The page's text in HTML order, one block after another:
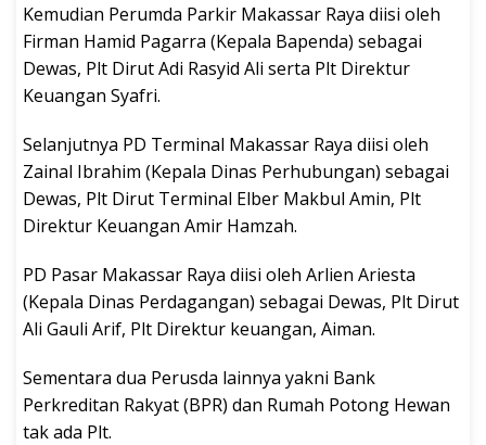
Kemudian Perumda Parkir Makassar Raya diisi oleh
Firman Hamid Pagarra (Kepala Bapenda) sebagai
Dewas, Plt Dirut Adi Rasyid Ali serta Plt Direktur
Keuangan Syafri.
Selanjutnya PD Terminal Makassar Raya diisi oleh
Zainal Ibrahim (Kepala Dinas Perhubungan) sebagai
Dewas, Plt Dirut Terminal Elber Makbul Amin, Plt
Direktur Keuangan Amir Hamzah.
PD Pasar Makassar Raya diisi oleh Arlien Ariesta
(Kepala Dinas Perdagangan) sebagai Dewas, Plt Dirut
Ali Gauli Arif, Plt Direktur keuangan, Aiman.
Sementara dua Perusda lainnya yakni Bank
Perkreditan Rakyat (BPR) dan Rumah Potong Hewan
tak ada Plt.